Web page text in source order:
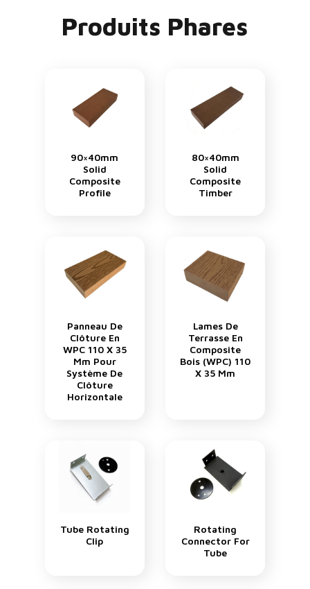
Produits Phares
90×40mm
Solid
Composite
Profile
80×40mm
Solid
Composite
Timber
Panneau De
Clôture En
WPC 110 X 35
Mm Pour
Système De
Clôture
Horizontale
Lames De
Terrasse En
Composite
Bois (WPC) 110
X 35 Mm
Tube Rotating
Clip
Rotating
Connector For
Tube